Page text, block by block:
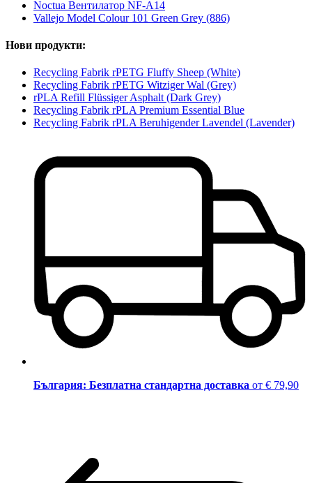
Noctua Вентилатор NF-A14
Vallejo Model Colour 101 Green Grey (886)
Нови продукти:
Recycling Fabrik rPETG Fluffy Sheep (White)
Recycling Fabrik rPETG Witziger Wal (Grey)
rPLA Refill Flüssiger Asphalt (Dark Grey)
Recycling Fabrik rPLA Premium Essential Blue
Recycling Fabrik rPLA Beruhigender Lavendel (Lavender)
България: Безплатна стандартна доставка от € 79,90